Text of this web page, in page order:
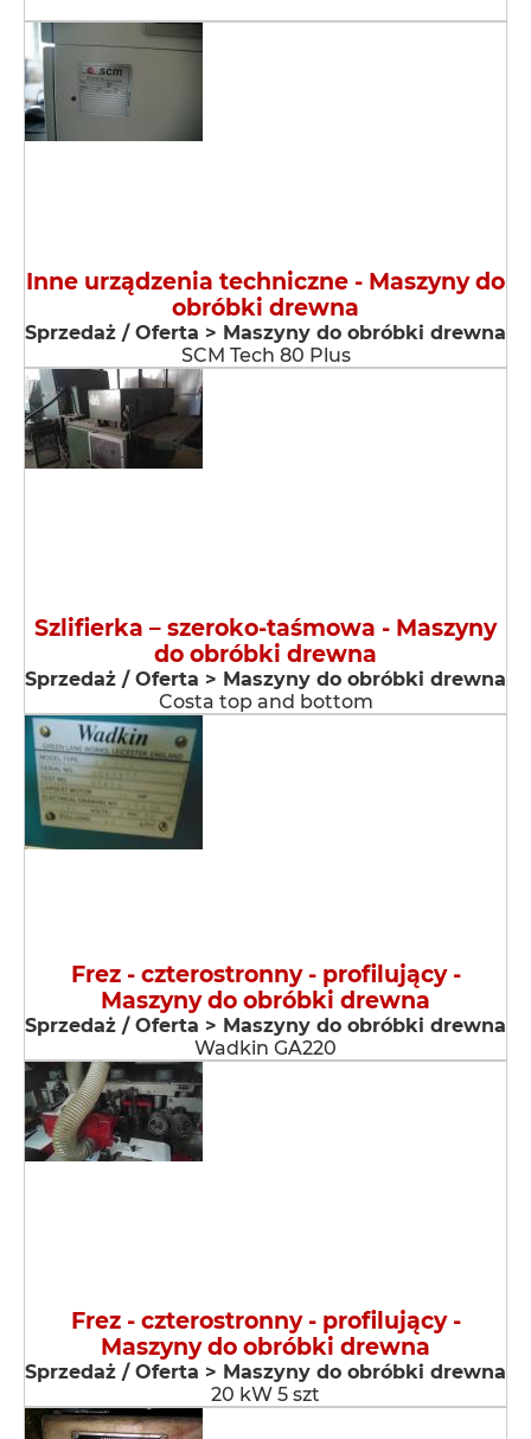
Inne urządzenia techniczne - Maszyny do
obróbki drewna
Sprzedaż / Oferta > Maszyny do obróbki drewna
SCM Tech 80 Plus
Szlifierka – szeroko-taśmowa - Maszyny
do obróbki drewna
Sprzedaż / Oferta > Maszyny do obróbki drewna
Costa top and bottom
Frez - czterostronny - profilujący -
Maszyny do obróbki drewna
Sprzedaż / Oferta > Maszyny do obróbki drewna
Wadkin GA220
Frez - czterostronny - profilujący -
Maszyny do obróbki drewna
Sprzedaż / Oferta > Maszyny do obróbki drewna
20 kW 5 szt